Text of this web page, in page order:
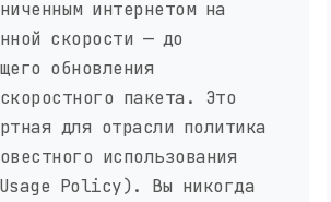
интернетом на
скорости — до
обновления
пакета. Это
для отрасли политика
использования
Policy). Вы никогда